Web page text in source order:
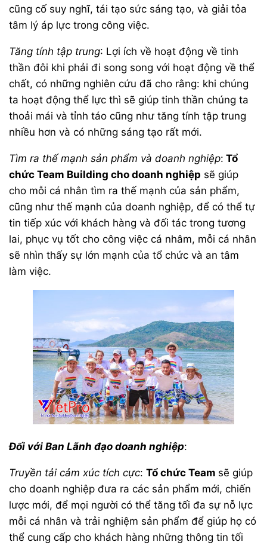
cũng cố suy nghĩ, tái tạo sức sáng tạo, và giải tỏa
tâm lý áp lực trong công việc.
Tăng tính tập trung: Lợi ích về hoạt động về tinh
thần đôi khi phải đi song song với hoạt động về thể
chất, có những nghiên cứu đã cho rằng: khi chúng
ta hoạt động thể lực thì sẽ giúp tinh thần chúng ta
thoải mái và tỉnh táo cũng như tăng tính tập trung
nhiều hơn và có những sáng tạo rất mới.
Tìm ra thế mạnh sản phẩm và doanh nghiệp: Tổ
chức Team Building cho doanh nghiệp sẽ giúp
cho mỗi cá nhân tìm ra thế mạnh của sản phẩm,
cũng như thế mạnh của doanh nghiệp, để có thể tự
tin tiếp xúc với khách hàng và đối tác trong tương
lai, phục vụ tốt cho công việc cá nhâm, mỗi cá nhân
sẽ nhìn thấy sự lớn mạnh của tổ chức và an tâm
làm việc.
Đối với Ban Lãnh đạo doanh nghiệp:
Truyền tải cảm xúc tích cực:Tổ chức Team sẽ giúp
cho doanh nghiệp đưa ra các sản phẩm mới, chiến
lược mới, để mọi người có thể tăng tối đa sự nỗ lực
mỗi cá nhân và trải nghiệm sản phẩm để giúp họ có
thể cung cấp cho khách hàng những thông tin tối